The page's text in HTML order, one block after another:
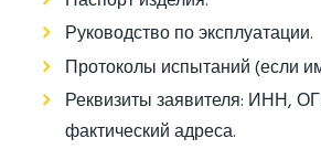
Руководство по эксплуатации.
Протоколы испытаний (если
Реквизиты заявителя: ИНН,
фактический адреса.